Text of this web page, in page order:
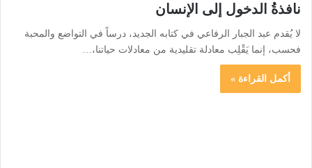
نافذةُ الدخول إلى الإنسان
لا يُقدم عبد الجبار الرفاعي في كتابه الجديد، درساً في التواضع والمحبة
فحسب، إنما يَقْلِب معادلة تقليدية من معادلات حياتنا،…
أكمل القراءة »